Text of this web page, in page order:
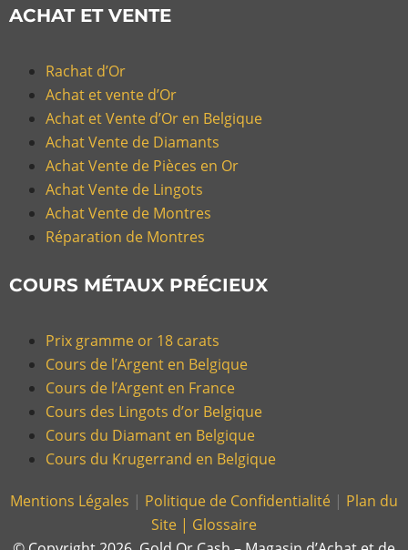
ACHAT ET VENTE
Rachat d’Or
Achat et vente d’Or
Achat et Vente d’Or en Belgique
Achat Vente de Diamants
Achat Vente de Pièces en Or
Achat Vente de Lingots
Achat Vente de Montres
Réparation de Montres
COURS MÉTAUX PRÉCIEUX
Prix gramme or 18 carats
Cours de l’Argent en Belgique
Cours de l’Argent en France
Cours des Lingots d’or Belgique
Cours du Diamant en Belgique
Cours du Krugerrand en Belgique
Mentions Légales | Politique de Confidentialité | Plan du
Site | Glossaire